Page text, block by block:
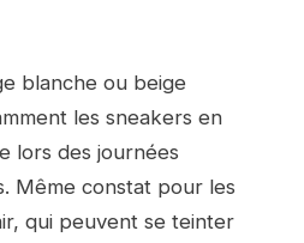
blanche ou beige
les sneakers en
lors des journées
Même constat pour les
qui peuvent se teinter